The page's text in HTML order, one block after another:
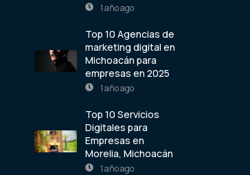
1 año ago
Top 10 Agencias de
marketing digital en
Michoacán para
empresas en 2025
1 año ago
Top 10 Servicios
Digitales para
Empresas en
Morelia, Michoacán
1 año ago